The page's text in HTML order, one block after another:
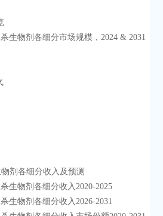
-全球杀生物剂各细分市场规模，2024 & 2031
生物剂各细分收入及预测
-全球杀生物剂各细分收入2020-2025
-全球杀生物剂各细分收入2026-2031